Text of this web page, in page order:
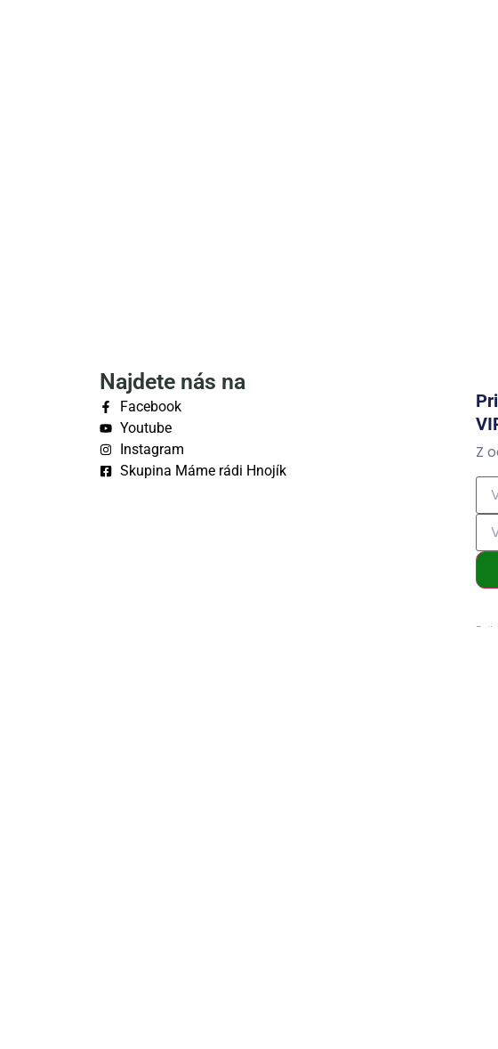
Najdete nás na
Facebook
Youtube
Instagram
Skupina Máme rádi Hnojík
Z